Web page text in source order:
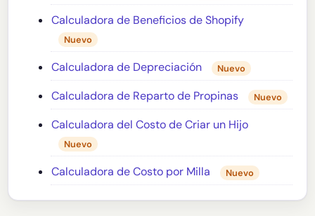
Calculadora de Beneficios de Shopify
Nuevo
Calculadora de Depreciación Nuevo
Calculadora de Reparto de Propinas Nuevo
Calculadora del Costo de Criar un Hijo
Nuevo
Calculadora de Costo por Milla Nuevo